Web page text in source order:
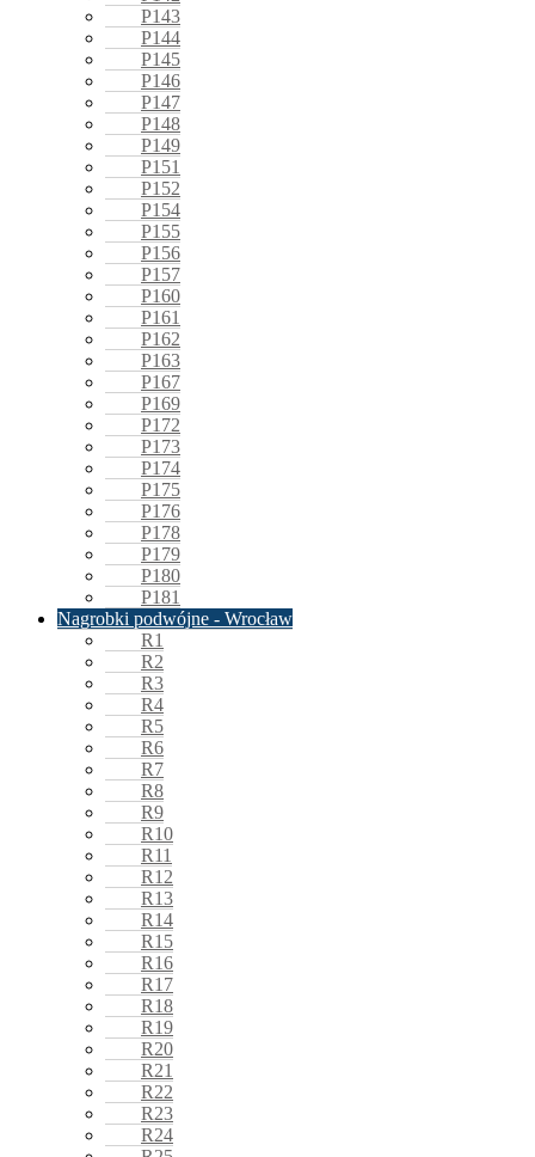
P143
P144
P145
P146
P147
P148
P149
P151
P152
P154
P155
P156
P157
P160
P161
P162
P163
P167
P169
P172
P173
P174
P175
P176
P178
P179
P180
P181
Nagrobki podwójne - Wrocław
R1
R2
R3
R4
R5
R6
R7
R8
R9
R10
R11
R12
R13
R14
R15
R16
R17
R18
R19
R20
R21
R22
R23
R24